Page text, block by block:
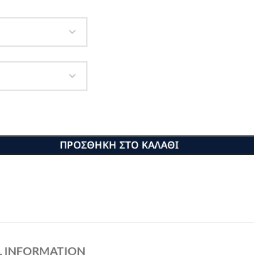
ΠΡΟΣΘΉΚΗ ΣΤΟ ΚΑΛΆΘΙ
INFORMATION